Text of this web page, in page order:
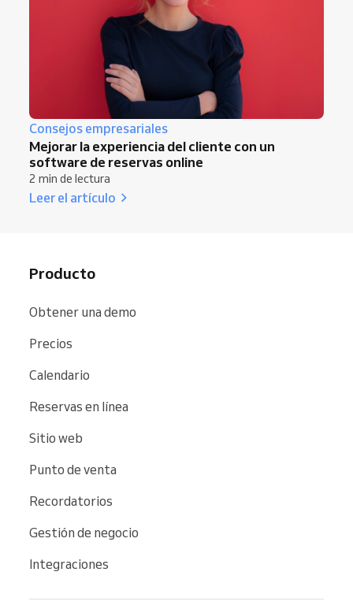
Consejos empresariales
Mejorar la experiencia del cliente con un
software de reservas online
2 min de lectura
Leer el artículo
Producto
Obtener una demo
Precios
Calendario
Reservas en línea
Sitio web
Punto de venta
Recordatorios
Gestión de negocio
Integraciones